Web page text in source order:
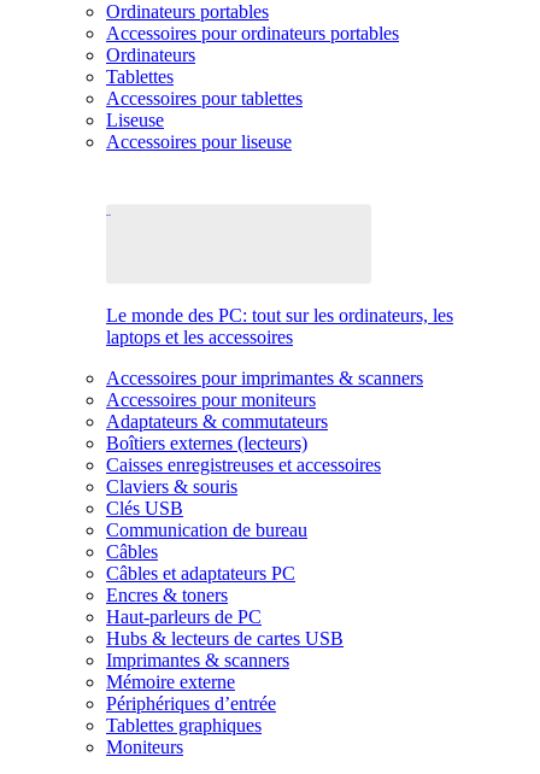
Ordinateurs portables
Accessoires pour ordinateurs portables
Ordinateurs
Tablettes
Accessoires pour tablettes
Liseuse
Accessoires pour liseuse
Le monde des PC: tout sur les ordinateurs, les
laptops et les accessoires
Accessoires pour imprimantes & scanners
Accessoires pour moniteurs
Adaptateurs & commutateurs
Boîtiers externes (lecteurs)
Caisses enregistreuses et accessoires
Claviers & souris
Clés USB
Communication de bureau
Câbles
Câbles et adaptateurs PC
Encres & toners
Haut-parleurs de PC
Hubs & lecteurs de cartes USB
Imprimantes & scanners
Mémoire externe
Périphériques d’entrée
Tablettes graphiques
Moniteurs